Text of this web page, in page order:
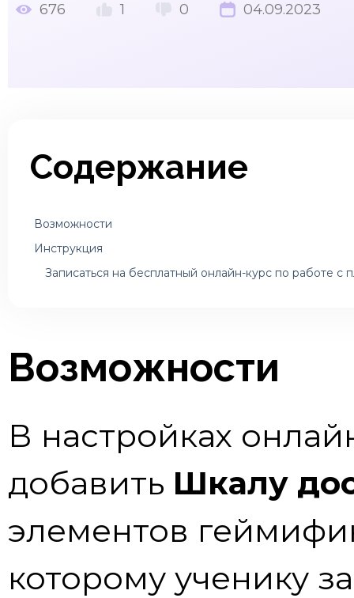
676 1 0 04.09.2023
Содержание
Возможности
Инструкция
Записаться на бесплатный онлайн-курс по работе с
Возможности
В настройках
добавить Шкалу
элементов
которому ученику